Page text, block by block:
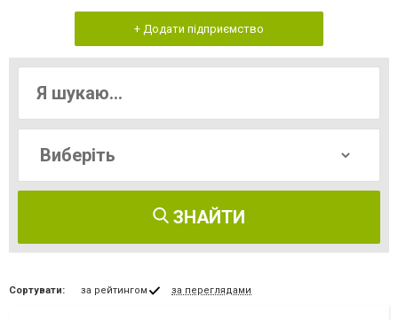
+ Додати підприємство
ЗНАЙТИ
Сортувати: за рейтингом за переглядами